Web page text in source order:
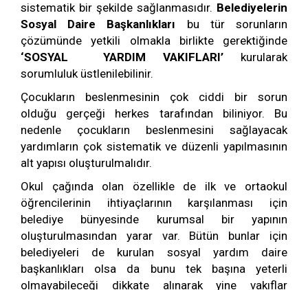
sistematik bir şekilde sağlanmasıdır. Belediyelerin
Sosyal Daire Başkanlıkları bu tür sorunların
çözümünde yetkili olmakla birlikte gerektiğinde
‘SOSYAL YARDIM VAKIFLARI’kurularak
sorumluluk üstlenilebilinir.
Çocukların beslenmesinin çok ciddi bir sorun
olduğu gerçeği herkes tarafından biliniyor. Bu
nedenle çocukların beslenmesini sağlayacak
yardımların çok sistematik ve düzenli yapılmasının
alt yapısı oluşturulmalıdır.
Okul çağında olan özellikle de ilk ve ortaokul
öğrencilerinin ihtiyaçlarının karşılanması için
belediye bünyesinde kurumsal bir yapının
oluşturulmasından yarar var. Bütün bunlar için
belediyeleri de kurulan sosyal yardım daire
başkanlıkları olsa da bunu tek başına yeterli
olmayabileceği dikkate alınarak yine vakıflar